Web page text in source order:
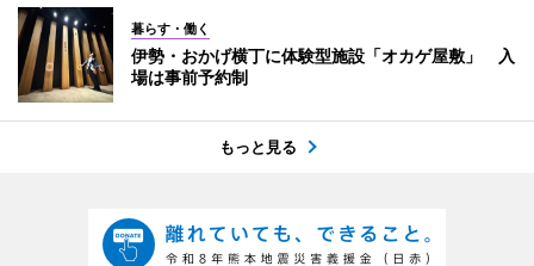
暮らす・働く
伊勢・おかげ横丁に体験型施設「オカゲ屋敷」 入
場は事前予約制
もっと見る